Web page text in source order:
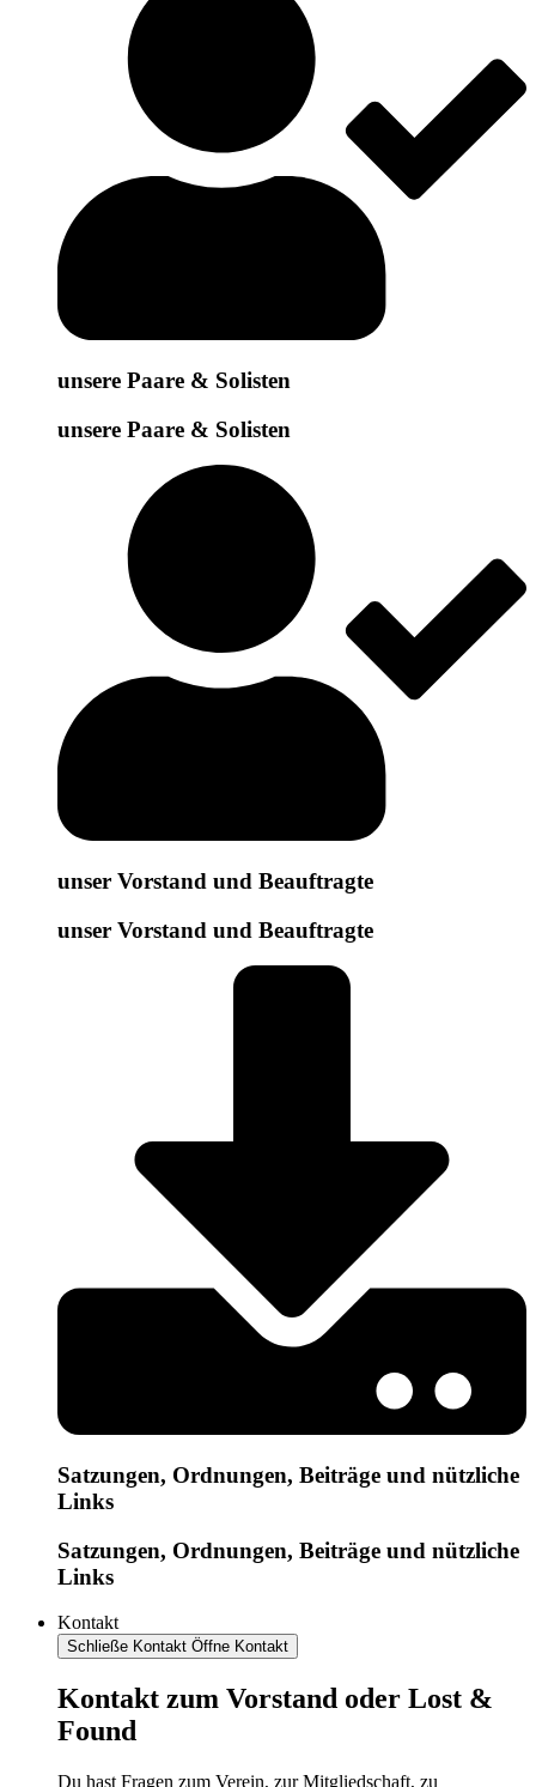
unsere Paare & Solisten
unsere Paare & Solisten
unser Vorstand und Beauftragte
unser Vorstand und Beauftragte
Satzungen, Ordnungen, Beiträge und nützliche
Links
Satzungen, Ordnungen, Beiträge und nützliche
Links
Kontakt
Schließe Kontakt Öffne Kontakt
Kontakt zum Vorstand oder Lost &
Found
Du hast Fragen zum Verein, zur Mitgliedschaft, zu